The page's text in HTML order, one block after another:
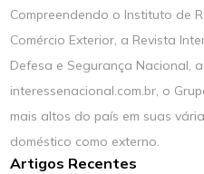
Compreendendo o Instituto de
Comércio Exterior, a Revista
Defesa e Segurança Nacional,
interessenacional.com.br, o
mais altos do país em suas
doméstico como externo.
Artigos Recentes